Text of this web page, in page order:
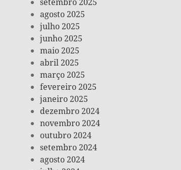
agosto 2025
julho 2025
junho 2025
maio 2025
abril 2025
março 2025
fevereiro 2025
janeiro 2025
dezembro 2024
novembro 2024
outubro 2024
setembro 2024
agosto 2024